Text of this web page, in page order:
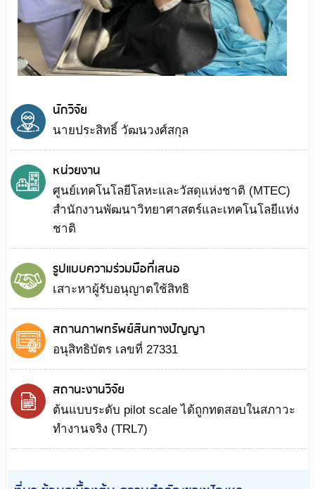
นักวิจัย
นายประสิทธิ์ วัฒนวงศ์สกุล
หน่วยงาน
ศูนย์เทคโนโลยีโลหะและวัสดุแห่งชาติ (MTEC)
สำนักงานพัฒนาวิทยาศาสตร์และเทคโนโลยีแห่ง
ชาติ
รูปแบบความร่วมมือที่เสนอ
เสาะหาผู้รับอนุญาตใช้สิทธิ
สถานภาพทรัพย์สินทางปัญญา
อนุสิทธิบัตร เลขที่ 27331
สถานะงานวิจัย
ต้นแบบระดับ pilot scale ได้ถูกทดสอบในสภาวะ
ทำงานจริง (TRL7)